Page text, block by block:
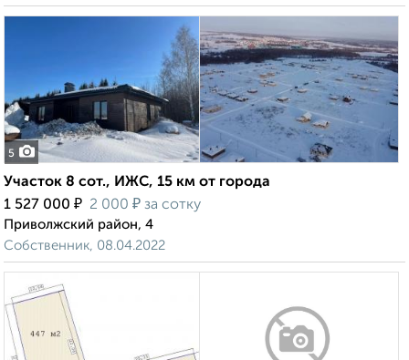
5
Участок 8 сот., ИЖС, 15 км от города
1 527 000 ₽ 2 000 ₽ за сотку
Приволжский район, 4
Собственник, 08.04.2022